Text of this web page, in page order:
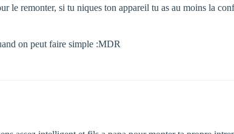
le remonter, si tu niques ton appareil tu as au moins la
on peut faire simple :MDR